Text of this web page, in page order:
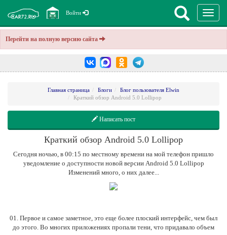
Перейти на полную версию сайта
Войти
Главная страница Блоги
Блог пользователя Elwin
Краткий обзор Android 5.0 Lollipop
Написать пост
Краткий обзор Android 5.0 Lollipop
Сегодня ночью, в 00:15 по местному времени на мой телефон пришло
уведомление о доступности новой версии Android 5.0 Lollipop
Изменений много, о них далее...
01. Первое и самое заметное, это еще более плоский интерфейс, чем был
до этого. Во многих приложениях пропали тени, что придавало объем